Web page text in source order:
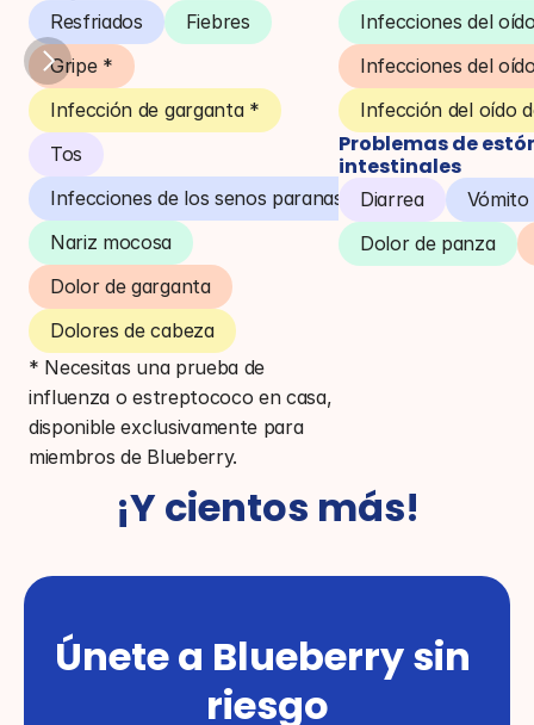
Resfriados
Fiebres
Gripe *
Infección de garganta *
Tos
Infecciones de los senos paranasales
Nariz mocosa
Dolor de garganta
Dolores de cabeza
* Necesitas una prueba de
influenza o estreptococo en casa,
disponible exclusivamente para
miembros de Blueberry.
Infecciones del
Infecciones del
Infección del oído
Problemas de
intestinales
Diarrea
Vómito
Dolor de panza
¡Y cientos más!
Únete a Blueberry sin
riesgo